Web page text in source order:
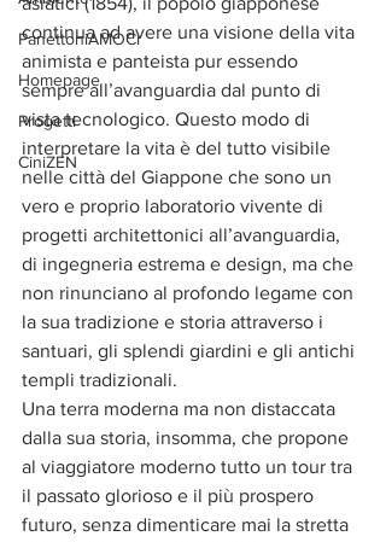
PanettoniAMOCi
Homepage
Progetti
CiniZEN
continua ad avere una visione della vita
animista e panteista pur essendo
sempre all’avanguardia dal punto di
vista tecnologico. Questo modo di
interpretare la vita è del tutto visibile
nelle città del Giappone che sono un
vero e proprio laboratorio vivente di
progetti architettonici all’avanguardia,
di ingegneria estrema e design, ma che
non rinunciano al profondo legame con
la sua tradizione e storia attraverso i
santuari, gli splendi giardini e gli antichi
templi tradizionali.
Una terra moderna ma non distaccata
dalla sua storia, insomma, che propone
al viaggiatore moderno tutto un tour tra
il passato glorioso e il più prospero
futuro, senza dimenticare mai la stretta